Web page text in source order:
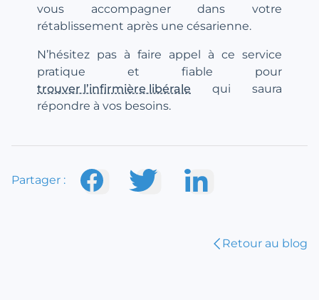
vous accompagner dans votre
rétablissement après une césarienne.
N’hésitez pas à faire appel à ce service
pratique et fiable pour
trouver l’infirmière libérale qui saura
répondre à vos besoins.
Retour au blog
Partager :